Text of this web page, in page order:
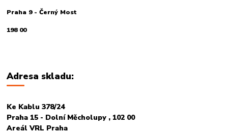
Praha 9 - Černý Most
198 00
Adresa skladu:
Ke Kablu 378/24
Praha 15 - Dolní Měcholupy , 102 00
Areál VRL Praha